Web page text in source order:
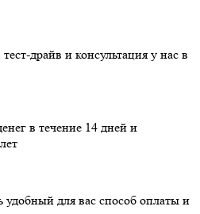
драйв и консультация у нас в
в течение 14 дней и
удобный для вас способ оплаты и